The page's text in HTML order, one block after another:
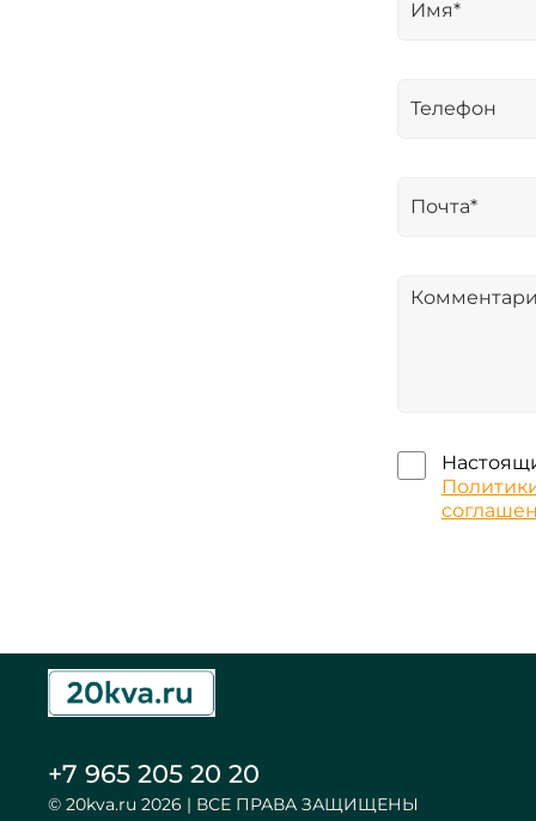
+7 965 205 20 20
© 20kva.ru 2026 | ВСЕ ПРАВА ЗАЩИЩЕНЫ